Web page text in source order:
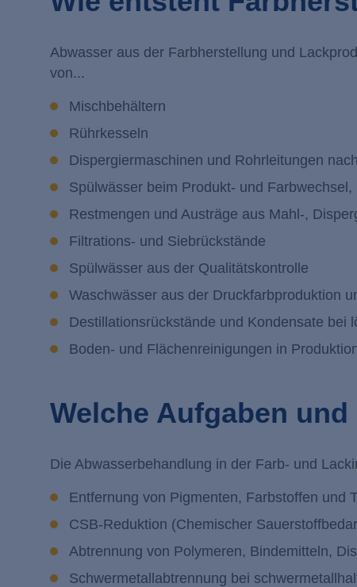
Abwasser aus der Farbherstellung und
von...
Mischbehältern
Rührkesseln
Dispergiermaschinen und Rohrleitungen
Spülwässer beim Produkt- und
Restmengen und Austräge aus Mahl-,
Filtrations- und Siebrückstände
Spülwässer aus der Qualitätskontrolle
Waschwässer aus der Druckfarbproduktion
Destillationsrückstände und Kondensate bei
Boden- und Flächenreinigungen in
Welche Aufgaben
Die Abwasserbehandlung in der Farb- und
Entfernung von Pigmenten, Farbstoffen und
CSB-Reduktion (Chemischer
Abtrennung von Polymeren, Bindemitteln,
Schwermetallabtrennung bei